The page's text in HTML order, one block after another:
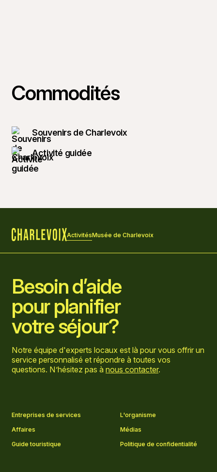
Commodités
Souvenirs de Charlevoix
Activité guidée
ActivitésMusée de Charlevoix
Besoin d’aide
pour planifier
votre séjour?
Notre équipe d'experts locaux est là pour vous offrir un
service personnalisé et répondre à toutes vos
questions. N’hésitez pas à nous contacter.
Entreprises de services
L'organisme
Affaires
Médias
Guide touristique
Politique de confidentialité